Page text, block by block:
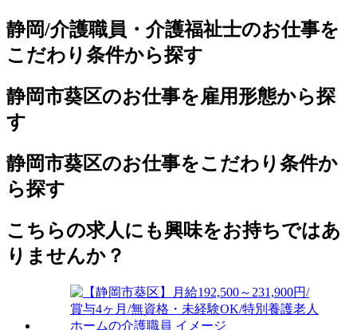
静岡/介護職員・介護福祉士のお仕事を
こだわり条件から探す
静岡市葵区のお仕事を雇用形態から探
す
静岡市葵区のお仕事をこだわり条件か
ら探す
こちらの求人にも興味をお持ちではあ
りませんか？